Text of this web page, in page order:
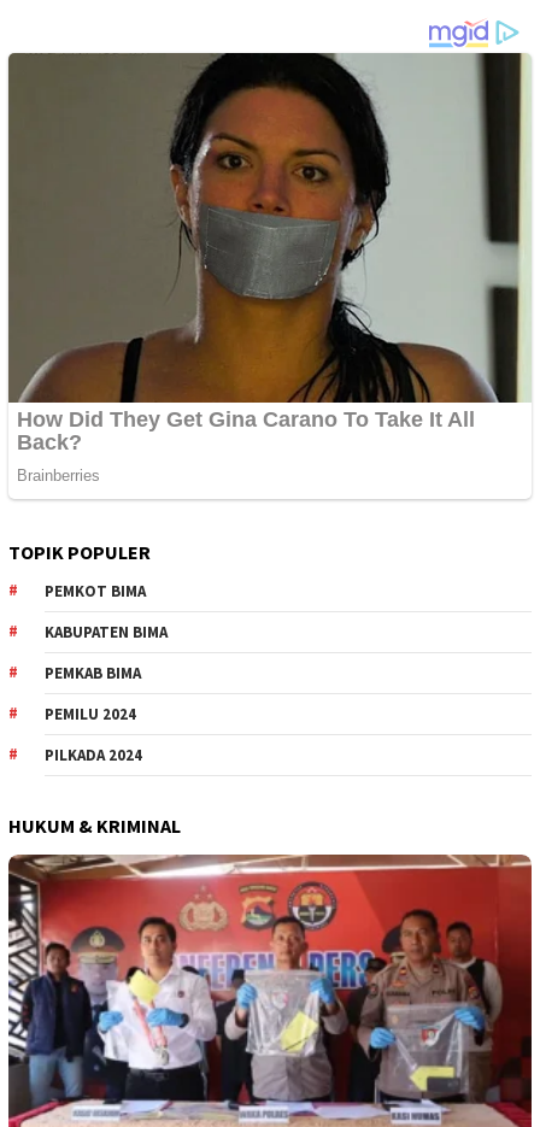
TOPIK POPULER
PEMKOT BIMA
KABUPATEN BIMA
PEMKAB BIMA
PEMILU 2024
PILKADA 2024
HUKUM & KRIMINAL